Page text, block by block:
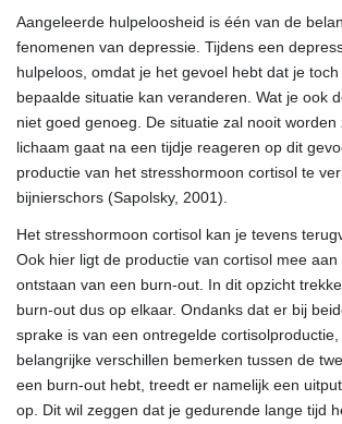
Aangeleerde hulpeloosheid is één van de
fenomenen van depressie. Tijdens een
hulpeloos, omdat je het gevoel hebt dat je
bepaalde situatie kan veranderen. Wat je ook
niet goed genoeg. De situatie zal nooit worden
lichaam gaat na een tijdje reageren op dit
productie van het stresshormoon cortisol te
bijnierschors (Sapolsky, 2001).
Het stresshormoon cortisol kan je tevens
Ook hier ligt de productie van cortisol mee
ontstaan van een burn-out. In dit opzicht
burn-out dus op elkaar. Ondanks dat er bij
sprake is van een ontregelde
belangrijke verschillen bemerken tussen de
een burn-out hebt, treedt er namelijk een
op. Dit wil zeggen dat je gedurende lange tijd